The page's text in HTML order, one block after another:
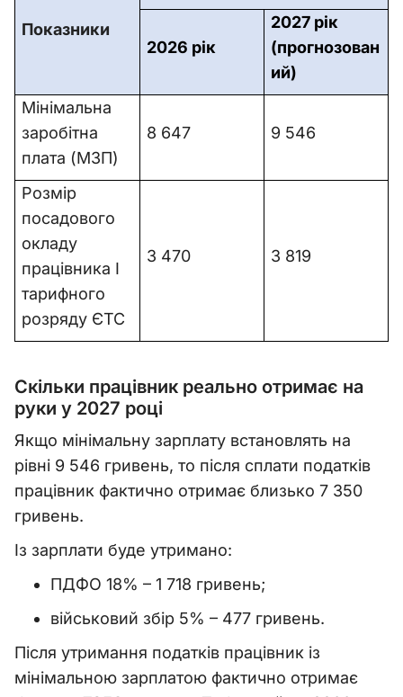
Показники
2026 рік
2027 рік
(прогнозован
ий)
Мінімальна
заробітна
плата (МЗП)
8 647 9 546
Розмір
посадового
окладу
працівника І
тарифного
розряду ЄТС
3 470 3 819
Скільки працівник реально отримає на
руки у 2027 році
Якщо мінімальну зарплату встановлять на
рівні 9 546 гривень, то після сплати податків
працівник фактично отримає близько 7 350
гривень.
Із зарплати буде утримано:
ПДФО 18% – 1 718 гривень;
військовий збір 5% – 477 гривень.
Після утримання податків працівник із
мінімальною зарплатою фактично отримає